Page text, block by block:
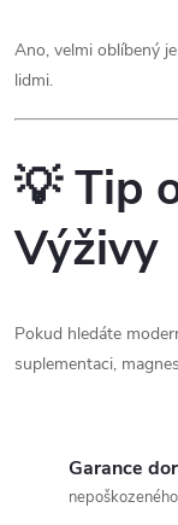
Ano, velmi oblíbený
lidmi.
💡 Tip
Výživy
Pokud hledáte
suplementaci,
Garance